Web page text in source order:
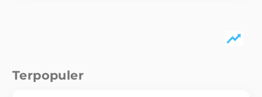
Terpopuler